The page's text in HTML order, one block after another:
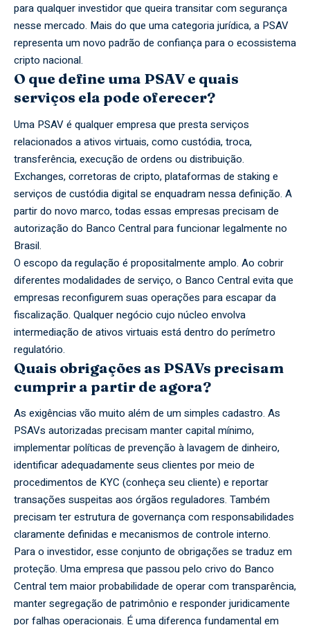
para qualquer investidor que queira transitar com segurança
nesse mercado. Mais do que uma categoria jurídica, a PSAV
representa um novo padrão de confiança para o ecossistema
cripto nacional.
O que define uma PSAV e quais
serviços ela pode oferecer?
Uma PSAV é qualquer empresa que presta serviços
relacionados a ativos virtuais, como custódia, troca,
transferência, execução de ordens ou distribuição.
Exchanges, corretoras de cripto, plataformas de staking e
serviços de custódia digital se enquadram nessa definição. A
partir do novo marco, todas essas empresas precisam de
autorização do Banco Central para funcionar legalmente no
Brasil.
O escopo da regulação é propositalmente amplo. Ao cobrir
diferentes modalidades de serviço, o Banco Central evita que
empresas reconfigurem suas operações para escapar da
fiscalização. Qualquer negócio cujo núcleo envolva
intermediação de ativos virtuais está dentro do perímetro
regulatório.
Quais obrigações as PSAVs precisam
cumprir a partir de agora?
As exigências vão muito além de um simples cadastro. As
PSAVs autorizadas precisam manter capital mínimo,
implementar políticas de prevenção à lavagem de dinheiro,
identificar adequadamente seus clientes por meio de
procedimentos de KYC (conheça seu cliente) e reportar
transações suspeitas aos órgãos reguladores. Também
precisam ter estrutura de governança com responsabilidades
claramente definidas e mecanismos de controle interno.
Para o investidor, esse conjunto de obrigações se traduz em
proteção. Uma empresa que passou pelo crivo do Banco
Central tem maior probabilidade de operar com transparência,
manter segregação de patrimônio e responder juridicamente
por falhas operacionais. É uma diferença fundamental em